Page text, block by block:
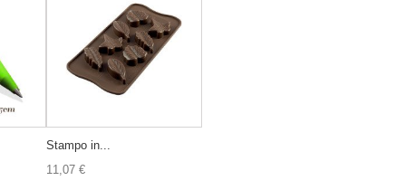
Stampo in...
11,07 €